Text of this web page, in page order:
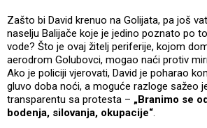
Zašto bi David krenuo na Golijata, pa još
naselju Balijače koje je jedino poznato po
vode? Što je ovaj žitelj periferije, kojom
aerodrom Golubovci, mogao naći protiv
Ako je policiji vjerovati, David je poharao
gluvo doba noći, a moguće razloge sažeo
transparentu sa protesta – „Branimo se
bodenja, silovanja, okupacije“.